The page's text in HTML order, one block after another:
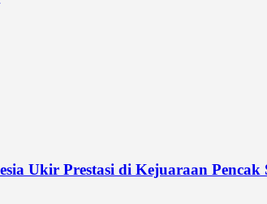
Ukir Prestasi di Kejuaraan Pencak